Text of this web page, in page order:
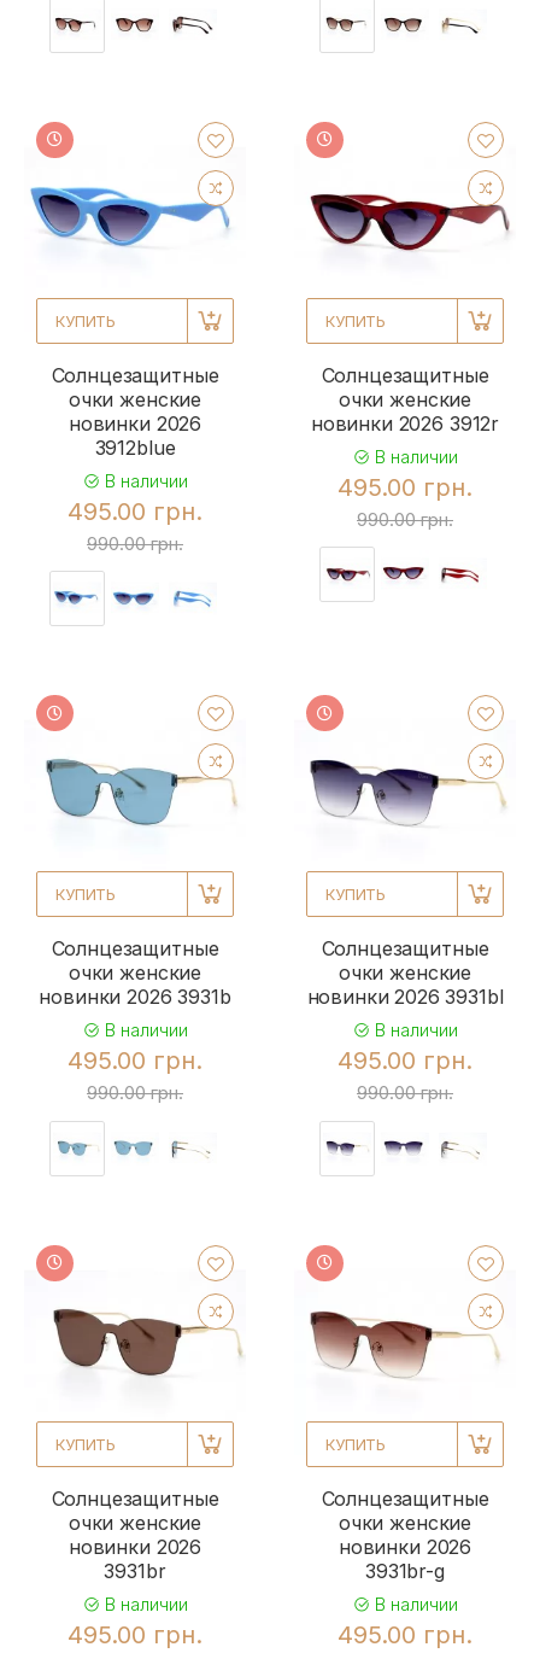
КУПИТЬ
Солнцезащитные
очки женские
новинки 2026
3912blue
В наличии
495.00 грн.
990.00 грн.
КУПИТЬ
Солнцезащитные
очки женские
новинки 2026 3912r
В наличии
495.00 грн.
990.00 грн.
КУПИТЬ
Солнцезащитные
очки женские
новинки 2026 3931b
В наличии
495.00 грн.
990.00 грн.
КУПИТЬ
Солнцезащитные
очки женские
новинки 2026 3931bl
В наличии
495.00 грн.
990.00 грн.
КУПИТЬ
Солнцезащитные
очки женские
новинки 2026
3931br
В наличии
495.00 грн.
КУПИТЬ
Солнцезащитные
очки женские
новинки 2026
3931br-g
В наличии
495.00 грн.